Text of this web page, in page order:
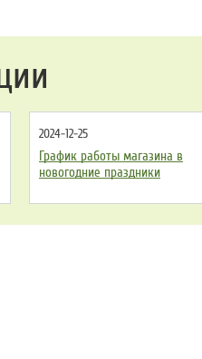
2024-12-25
График работы магазина в
новогодние праздники